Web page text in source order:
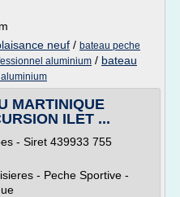
neuf / bateau peche
aluminium / bateau
MARTINIQUE
ILET ...
- Siret 439933 755
- Peche Sportive -